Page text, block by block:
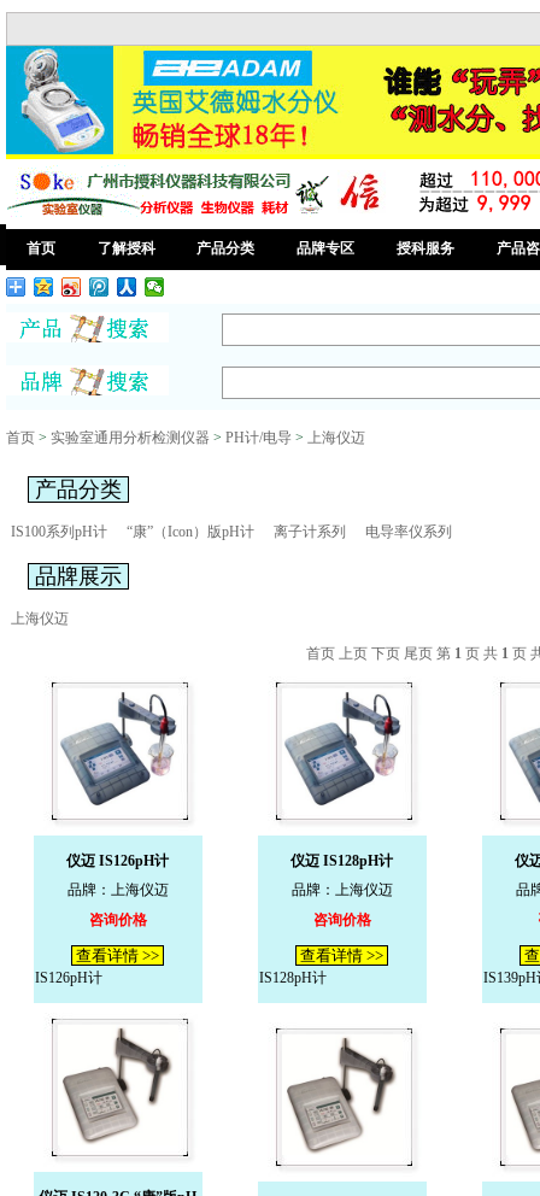
首页 了解授科 产品分类 品牌专区 授科服务 产品
首页> 实验室通用分析检测仪器 > PH计/电导 > 上海仪迈
产品分类
IS100系列pH计 “康”（Icon）版pH计 离子计系列 电导率仪系列
品牌展示
上海仪迈
首页 上页 下页 尾页 第 1 页 共 1 页
仪迈 IS126pH计
品牌：上海仪迈
咨询价格
查看详情 >>
IS126pH计
仪迈 IS128pH计
品牌：上海仪迈
咨询价格
查看详情 >>
IS128pH计
仪
品
IS139pH